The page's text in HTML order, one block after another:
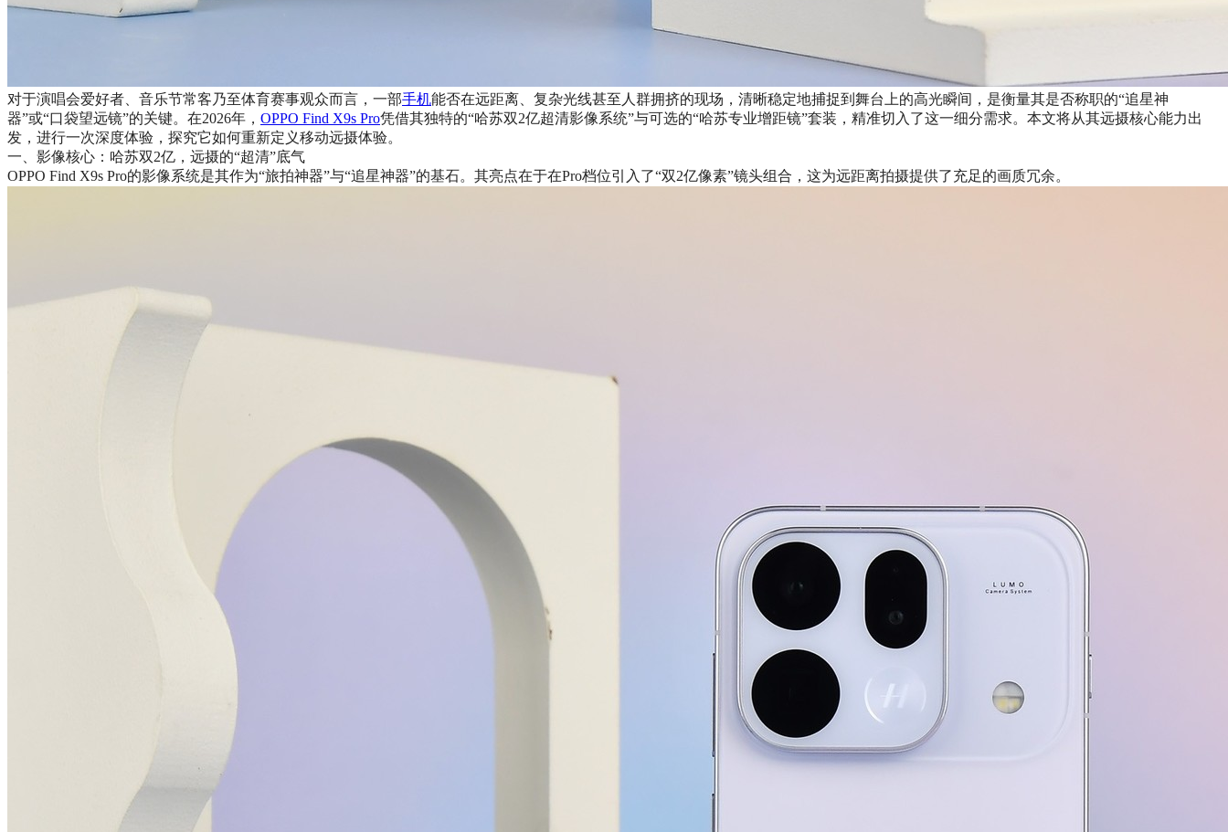
对于演唱会爱好者、音乐节常客乃至体育赛事观众而言，一部手机能否在远距离、复杂光线甚至人群拥挤的现场，清晰稳定地捕捉到舞台上的高光瞬间，是衡量其是否称职的“追星神
器”或“口袋望远镜”的关键。在2026年， OPPO Find X9s Pro凭借其独特的“哈苏双2亿超清影像系统”与可选的“哈苏专业增距镜”套装，精准切入了这一细分需求。本文将从其远摄核心能力出
发，进行一次深度体验，探究它如何重新定义移动远摄体验。
一、影像核心：哈苏双2亿，远摄的“超清”底气
OPPO Find X9s Pro的影像系统是其作为“旅拍神器”与“追星神器”的基石。其亮点在于在Pro档位引入了“双2亿像素”镜头组合，这为远距离拍摄提供了充足的画质冗余。